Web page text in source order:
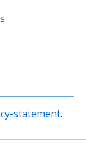
statement.